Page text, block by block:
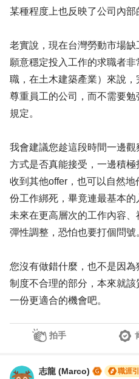
某種程度上也反映了公司內部
老實說，現在台灣勞動市場
願意穩定投入工作的求職者
職，在土木建築產業）來說
尊重員工的公司，而不需要
規定。
我會建議您趁這段時間一邊
方式是否真能接受，一邊積
收到其他offer，也可以自然
份工作綁死，畢竟連最基本的
未來在更高層次的工作內容
彈性調整，恐怕也要打個問號
您沒有做錯什麼，也不是因為
制度不合理的部分，本來就
一份更適合的機會吧。
拍手
志龍 (Marco) 職涯